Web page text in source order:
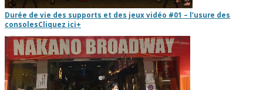
Durée de vie des supports et des jeux vidéo #01 – l’usure des
consolesCliquez ici+